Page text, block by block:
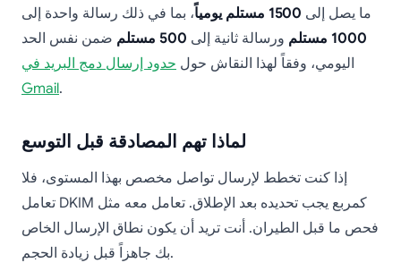
ما يصل إلى 1500 مستلم يومياً
، بما في ذلك رسالة واحدة إلى
1000 مستلم
ورسالة ثانية إلى 500 مستلم
ضمن نفس الحد
اليومي، وفقاً لهذا النقاش حول حدود إرسال دمج البريد في
Gmail.
لماذا تهم المصادقة قبل التوسع
إذا كنت تخطط لإرسال تواصل مخصص بهذا المستوى، فلا
تعامل DKIM كمربع يجب تحديده بعد الإطلاق. تعامل معه مثل
فحص ما قبل الطيران. أنت تريد أن يكون نطاق الإرسال الخاص
بك جاهزاً قبل زيادة الحجم.